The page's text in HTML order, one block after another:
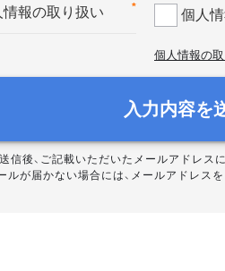
*
情報の取り扱い 個人
個人情報の
入力内容を
送信後、ご記載いただいたメールアドレス
ルが届かない場合には、メールアドレス